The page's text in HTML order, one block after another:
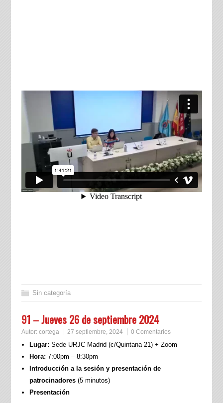
Sin categoría
91 – Jueves 26 de septiembre 2024
Autor: cortega 27 septiembre, 2024 0 Comentarios
Lugar: Sede URJC Madrid (c/Quintana 21) + Zoom
Hora: 7:00pm – 8:30pm
Introducción a la sesión y presentación de
patrocinadores(5 minutos)
Presentación